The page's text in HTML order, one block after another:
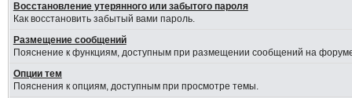
Восстановление утерянного или забытого пароля
Как восстановить забытый вами пароль.
Размещение сообщений
Пояснение к функциям, доступным при размещении сообщений на
Опции тем
Пояснения к опциям, доступным при просмотре темы.